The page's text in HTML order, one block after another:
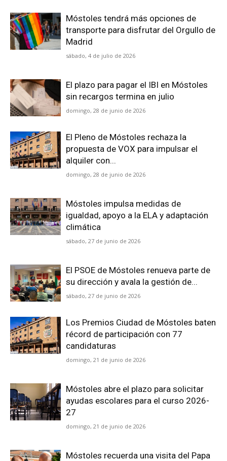
Móstoles tendrá más opciones de
transporte para disfrutar del Orgullo de
Madrid
sábado, 4 de julio de 2026
El plazo para pagar el IBI en Móstoles
sin recargos termina en julio
domingo, 28 de junio de 2026
El Pleno de Móstoles rechaza la
propuesta de VOX para impulsar el
alquiler con...
domingo, 28 de junio de 2026
Móstoles impulsa medidas de
igualdad, apoyo a la ELA y adaptación
climática
sábado, 27 de junio de 2026
El PSOE de Móstoles renueva parte de
su dirección y avala la gestión de...
sábado, 27 de junio de 2026
Los Premios Ciudad de Móstoles baten
récord de participación con 77
candidaturas
domingo, 21 de junio de 2026
Móstoles abre el plazo para solicitar
ayudas escolares para el curso 2026-
27
domingo, 21 de junio de 2026
Móstoles recuerda una visita del Papa